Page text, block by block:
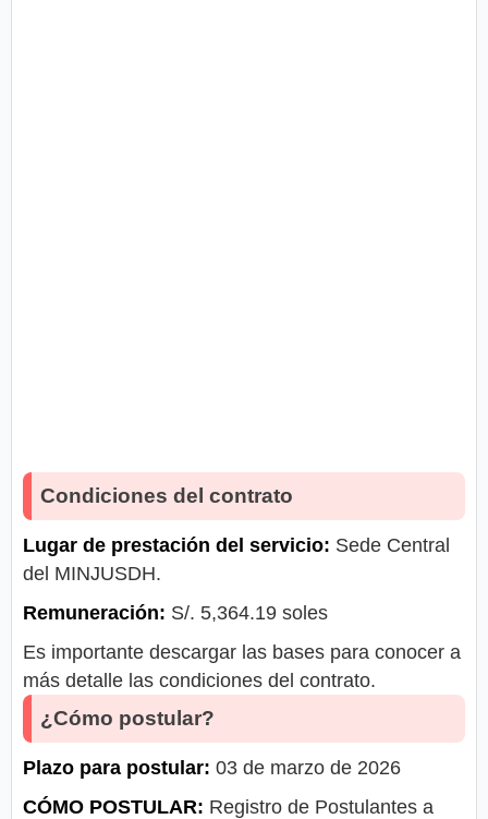
Condiciones del contrato
Lugar de prestación del servicio: Sede Central
del MINJUSDH.
Remuneración: S/. 5,364.19 soles
Es importante descargar las bases para conocer a
más detalle las condiciones del contrato.
¿Cómo postular?
Plazo para postular: 03 de marzo de 2026
CÓMO POSTULAR: Registro de Postulantes a